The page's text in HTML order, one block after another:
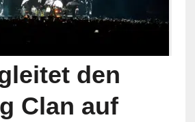
den
Clan auf